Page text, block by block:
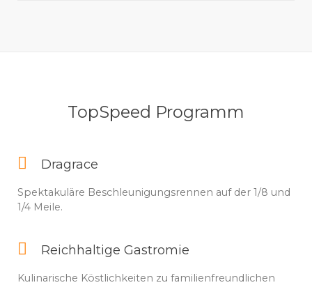
TopSpeed Programm
Dragrace
Spektakuläre Beschleunigungsrennen auf der 1/8 und
1/4 Meile.
Reichhaltige Gastromie
Kulinarische Köstlichkeiten zu familienfreundlichen